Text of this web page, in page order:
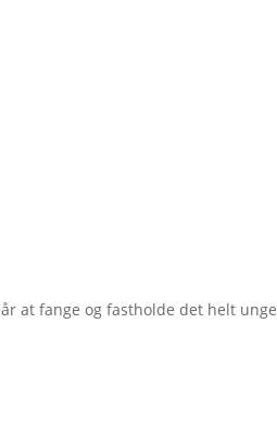
at fange og fastholde det helt unge